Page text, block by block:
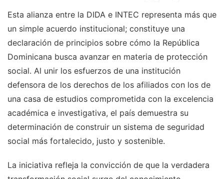
Esta alianza entre la DIDA e INTEC representa más que
un simple acuerdo institucional; constituye una
declaración de principios sobre cómo la República
Dominicana busca avanzar en materia de protección
social. Al unir los esfuerzos de una institución
defensora de los derechos de los afiliados con los de
una casa de estudios comprometida con la excelencia
académica e investigativa, el país demuestra su
determinación de construir un sistema de seguridad
social más fortalecido, justo y sostenible.
La iniciativa refleja la convicción de que la verdadera